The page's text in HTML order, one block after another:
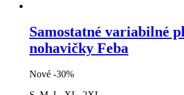
Samostatné variabilné
nohavičky Feba
Nové -30%